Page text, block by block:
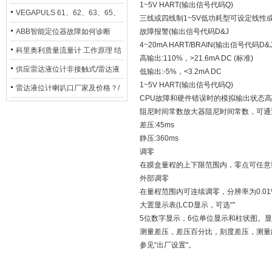
VEGAPULS 61、62、63、65、
66在化工行业中的应用
ABB智能定位器故障如何诊断
科里奥利质量流量计 工作原理 结
构特点 选用安装使用
供应雷达液位计非接触式/雷达液
位计厂家
雷达液位计喇叭口厂家及价格？/
1~5V HART(输出信号代码Q)
三线或四线制1~5V低功耗型可设定线性
故障报警(输出信号代码D&J
4~20mA HART/BRAIN(输出信号代码
高输出:110%，>21.6mA DC (标准)
低输出:-5%，<3.2mA DC
1~5V HART(输出信号代码Q)
CPU故障和硬件错误时的模拟输出状态
阻尼时间常数放大器阻尼时间常数，可
差压:45ms
静压:360ms
调零
在膜盒量程的上下限范围内，零点可任
外部调零
在量程范围内可连续调零，分辨率为
大置显示表(LCD显示，可选“"
5位数字显示，6位单位显示和柱状图。
测量差压，差压百分比，刻度差压，测
参见“出厂设置"。